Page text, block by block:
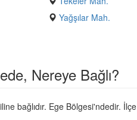
Yağşılar Mah.
Nereye Bağlı?
iline bağlıdır. Ege Bölgesi'ndedir. İlçe